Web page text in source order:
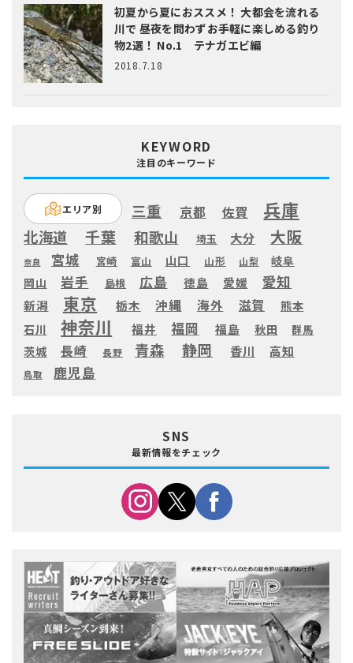
初夏から夏におススメ！ 大都会を流れる
川で 昼夜を問わずお手軽に楽しめる釣り
物2選！ No.1 テナガエビ編
2018.7.18
KEYWORD
注目のキーワード
エリア別 三重 京都 佐賀 兵庫
北海道 千葉 和歌山 埼玉 大分 大阪
奈良 宮城 宮崎 富山 山口 山形 山梨
岐阜
岡山
岩手 島根 広島 徳島 愛媛 愛知
新潟 東京 栃木 沖縄 海外 滋賀
熊本
石川
神奈川 福井 福岡 福島 秋田 群馬
茨城 長崎 長野 青森 静岡 香川 高知
鳥取 鹿児島
SNS
最新情報をチェック